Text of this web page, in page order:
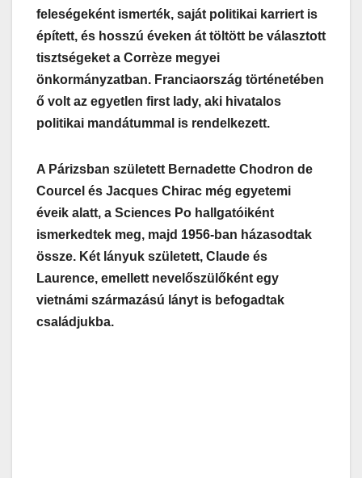
feleségeként ismerték, saját politikai karriert is
épített, és hosszú éveken át töltött be választott
tisztségeket a Corrèze megyei
önkormányzatban. Franciaország történetében
ő volt az egyetlen first lady, aki hivatalos
politikai mandátummal is rendelkezett.
A Párizsban született Bernadette Chodron de
Courcel és Jacques Chirac még egyetemi
éveik alatt, a Sciences Po hallgatóiként
ismerkedtek meg, majd 1956-ban házasodtak
össze. Két lányuk született, Claude és
Laurence, emellett nevelőszülőként egy
vietnámi származású lányt is befogadtak
családjukba.